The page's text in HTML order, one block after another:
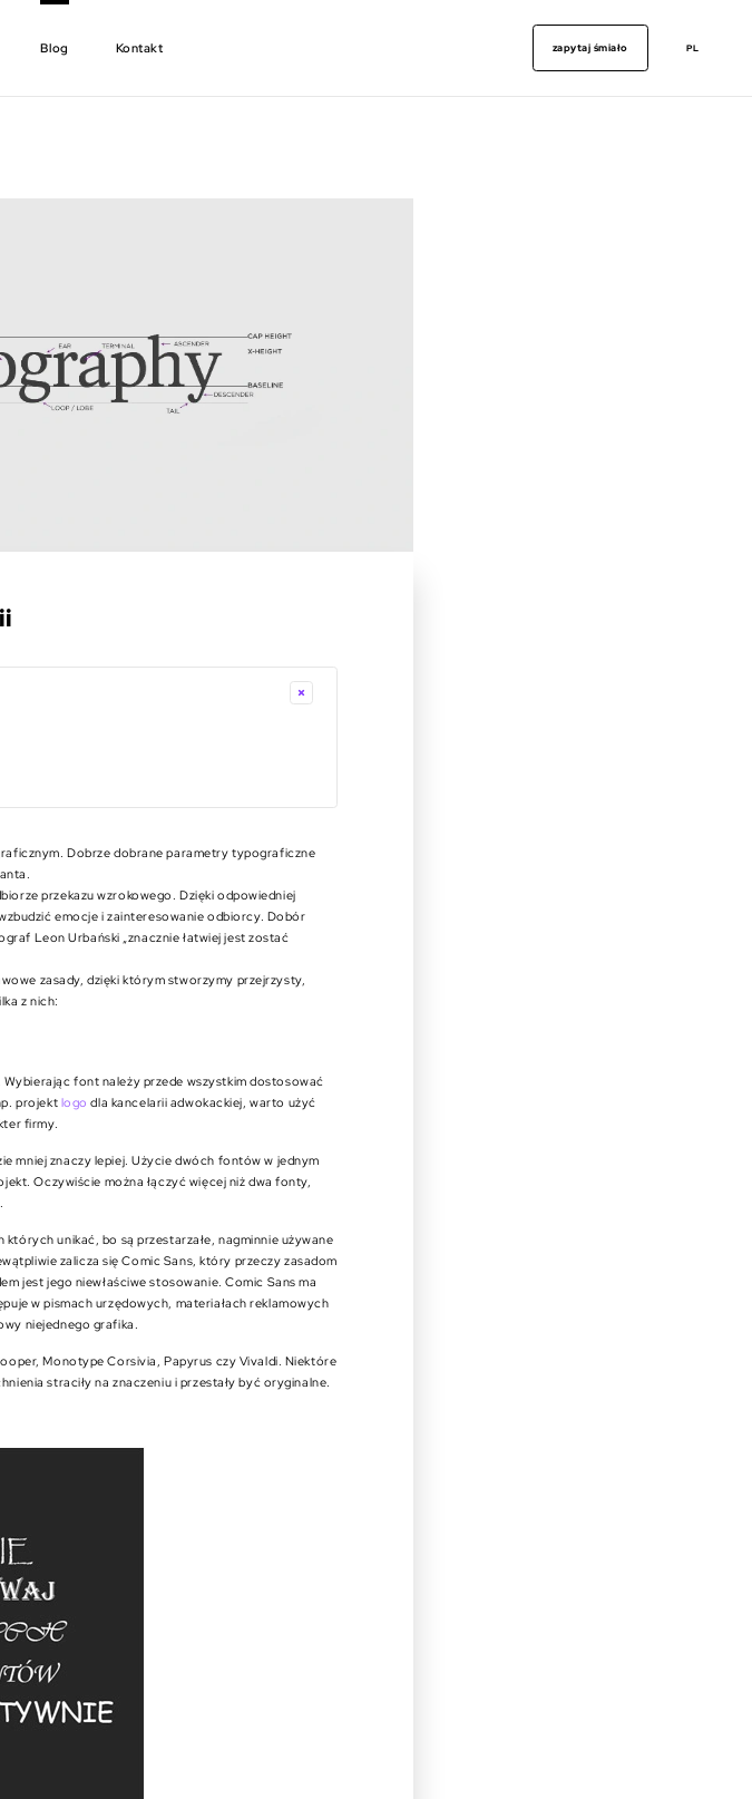
Blog Kontakt zapytaj śmiało PL
Dobrze dobrane parametry typograficzne
przekazu wzrokowego. Dzięki odpowiedniej
emocje i zainteresowanie odbiorcy. Dobór
Leon Urbański „znacznie łatwiej jest zostać
zasady, dzięki którym stworzymy przejrzysty,
z nich:
font należy przede wszystkim dostosować
projekt logo dla kancelarii adwokackiej, warto użyć
firmy.
mniej znaczy lepiej. Użycie dwóch fontów w jednym
Oczywiście można łączyć więcej niż dwa fonty,
unikać, bo są przestarzałe, nagminnie używane
zalicza się Comic Sans, który przeczy zasadom
jest jego niewłaściwe stosowanie. Comic Sans ma
w pismach urzędowych, materiałach reklamowych
niejednego grafika.
Monotype Corsivia, Papyrus czy Vivaldi. Niektóre
straciły na znaczeniu i przestały być oryginalne.